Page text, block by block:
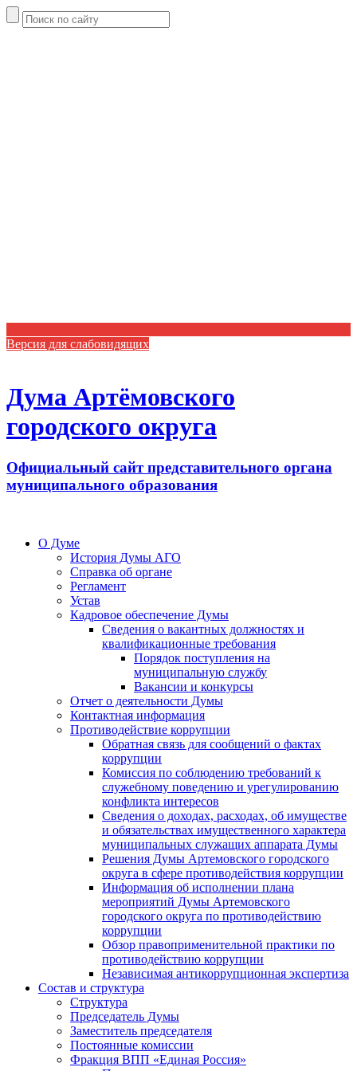
Версия для слабовидящих
Дума Артёмовского
городского округа
Официальный сайт представительного органа
муниципального образования
О Думе
История Думы АГО
Справка об органе
Регламент
Устав
Кадровое обеспечение Думы
Сведения о вакантных должностях и
квалификационные требования
Порядок поступления на
муниципальную службу
Вакансии и конкурсы
Отчет о деятельности Думы
Контактная информация
Противодействие коррупции
Обратная связь для сообщений о фактах
коррупции
Комиссия по соблюдению требований к
служебному поведению и урегулированию
конфликта интересов
Сведения о доходах, расходах, об имуществе
и обязательствах имущественного характера
муниципальных служащих аппарата Думы
Решения Думы Артемовского городского
округа в сфере противодействия коррупции
Информация об исполнении плана
мероприятий Думы Артемовского
городского округа по противодействию
коррупции
Обзор правоприменительной практики по
противодействию коррупции
Независимая антикоррупционная экспертиза
Состав и структура
Структура
Председатель Думы
Заместитель председателя
Постоянные комиссии
Фракция ВПП «Единая Россия»